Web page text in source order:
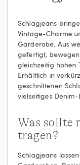
Schlagjeans
Vintage-Charme
Garderobe. Aus
gefertigt,
gleichzeitig hohen
Erhältlich in
geschnittenen
vielseitiges
Was sollte
tragen?
Schlagjeans